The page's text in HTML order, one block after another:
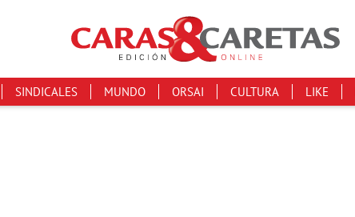
SINDICALES MUNDO ORSAI CULTURA LIKE